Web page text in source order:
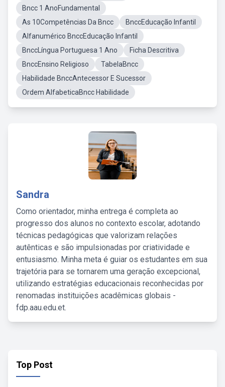
Bncc 1 AnoFundamental
As 10Competências Da Bncc
BnccEducação Infantil
Alfanumérico BnccEducação Infantil
BnccLíngua Portuguesa 1 Ano
Ficha Descritiva
BnccEnsino Religioso
TabelaBncc
Habilidade BnccAntecessor E Sucessor
Ordem AlfabeticaBncc Habilidade
Sandra
Como orientador, minha entrega é completa ao
progresso dos alunos no contexto escolar, adotando
técnicas pedagógicas que valorizam relações
autênticas e são impulsionadas por criatividade e
entusiasmo. Minha meta é guiar os estudantes em sua
trajetória para se tornarem uma geração excepcional,
utilizando estratégias educacionais reconhecidas por
renomadas instituições acadêmicas globais -
fdp.aau.edu.et.
Top Post